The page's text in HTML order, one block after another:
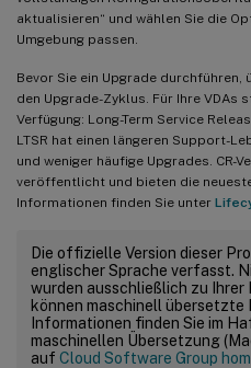
aktualisieren“ und wählen Sie die
Umgebung passen.
Bevor Sie ein Upgrade
den Upgrade-Zyklus. Für Ihre VDAs
Verfügung: Long-Term Service
LTSR hat einen längeren Support-
und weniger häufige Upgrades. CR-
veröffentlicht und bieten die
Informationen finden Sie unter
Die offizielle Version dieser
englischer Sprache verfasst.
wurden ausschließlich zu
können maschinell übersetzte
Informationen finden Sie im
maschinellen Übersetzung
auf Cloud Software Group